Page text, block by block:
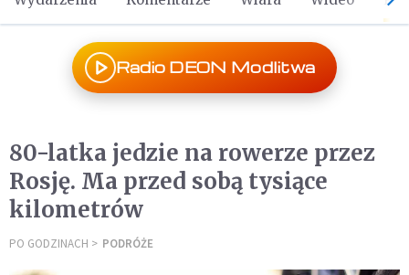
Radio DEON Modlitwa
80-latka jedzie na rowerze przez
Rosję. Ma przed sobą tysiące
kilometrów
PO GODZINACH PODRÓŻE